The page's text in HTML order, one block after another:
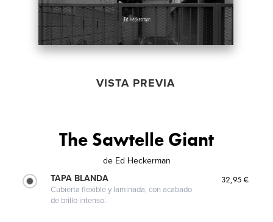
VISTA PREVIA
The Sawtelle Giant
de Ed Heckerman
TAPA BLANDA
Cubierta flexible y laminada, con acabado
de brillo intenso.
32,95 €